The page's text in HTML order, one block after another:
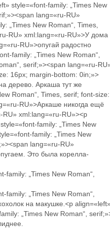
style=«font-family: „Times New
lang=«ru-RU»
„Times New Roman“, Times,
RU» xml:lang=«ru-RU»>У дома
RU»>опугай радостно
family: „Times New Roman“,
serif;»><span lang=«ru-
16px; margin-bottom: 0in;»>
дерево. Аркаша тут же
Roman“, Times, serif; font-size:
RU»>Аркаше никогда ещё
RU» xml:lang=«ru-RU»><p
family: „Times New
family: „Times New
lang=«ru-RU»
Это была корелла-
„Times New Roman“,
„Times New Roman“,
на макушке.<p align=«left»
„Times New Roman“,